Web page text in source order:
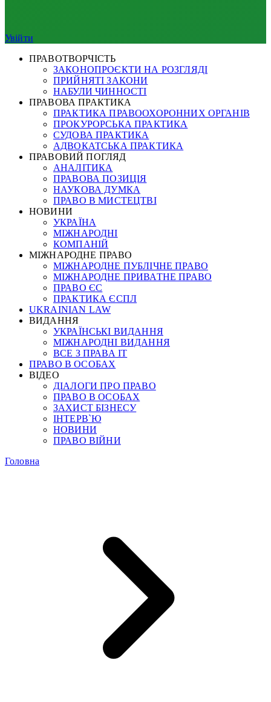
Увійти
ПРАВОТВОРЧІСТЬ
ЗАКОНОПРОЄКТИ НА РОЗГЛЯДІ
ПРИЙНЯТІ ЗАКОНИ
НАБУЛИ ЧИННОСТІ
ПРАВОВА ПРАКТИКА
ПРАКТИКА ПРАВООХОРОННИХ ОРГАНІВ
ПРОКУРОРСЬКА ПРАКТИКА
СУДОВА ПРАКТИКА
АДВОКАТСЬКА ПРАКТИКА
ПРАВОВИЙ ПОГЛЯД
АНАЛІТИКА
ПРАВОВА ПОЗИЦІЯ
НАУКОВА ДУМКА
ПРАВО В МИСТЕЦТВІ
НОВИНИ
УКРАЇНА
МІЖНАРОДНІ
КОМПАНІЙ
МІЖНАРОДНЕ ПРАВО
МІЖНАРОДНЕ ПУБЛІЧНЕ ПРАВО
МІЖНАРОДНЕ ПРИВАТНЕ ПРАВО
ПРАВО ЄС
ПРАКТИКА ЄСПЛ
UKRAINIAN LAW
ВИДАННЯ
УКРАЇНСЬКІ ВИДАННЯ
МІЖНАРОДНІ ВИДАННЯ
ВСЕ З ПРАВА ІТ
ПРАВО В ОСОБАХ
ВІДЕО
ДІАЛОГИ ПРО ПРАВО
ПРАВО В ОСОБАХ
ЗАХИСТ БІЗНЕСУ
ІНТЕРВ`Ю
НОВИНИ
ПРАВО ВІЙНИ
Головна